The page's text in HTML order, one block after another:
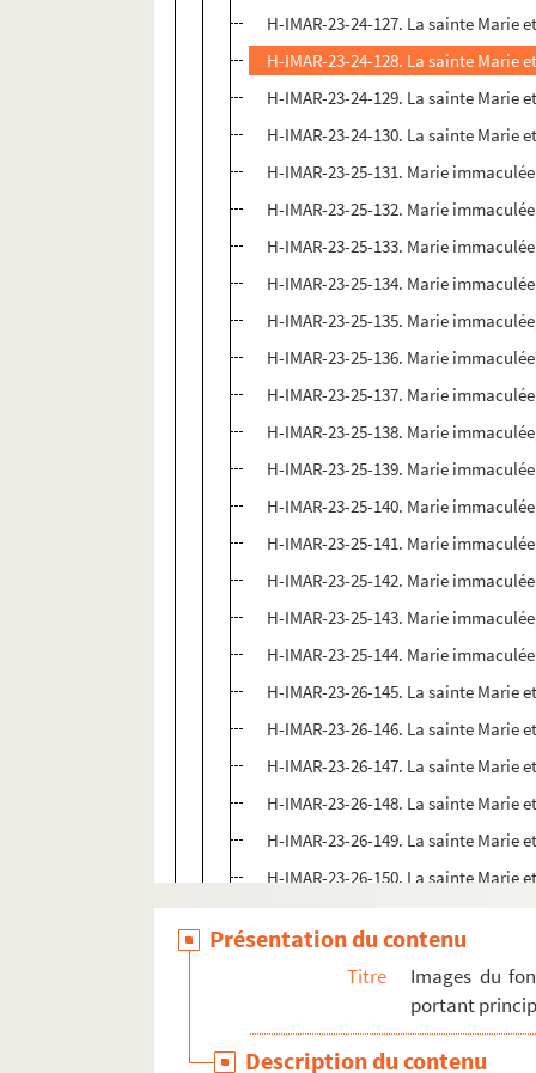
H-IMAR-23-24-127. La sainte Marie
H-IMAR-23-24-128. La sainte Marie
H-IMAR-23-24-129. La sainte Marie
H-IMAR-23-24-130. La sainte Marie
H-IMAR-23-25-131. Marie
H-IMAR-23-25-132. Marie
H-IMAR-23-25-133. Marie
H-IMAR-23-25-134. Marie
H-IMAR-23-25-135. Marie
H-IMAR-23-25-136. Marie
H-IMAR-23-25-137. Marie
H-IMAR-23-25-138. Marie
H-IMAR-23-25-139. Marie
H-IMAR-23-25-140. Marie
H-IMAR-23-25-141. Marie
H-IMAR-23-25-142. Marie
H-IMAR-23-25-143. Marie
H-IMAR-23-25-144. Marie
H-IMAR-23-26-145. La sainte Marie
H-IMAR-23-26-146. La sainte Marie
H-IMAR-23-26-147. La sainte Marie
H-IMAR-23-26-148. La sainte Marie
H-IMAR-23-26-149. La sainte Marie
H-IMAR-23-26-150. La sainte Marie
H-IMAR-23-26-151. La sainte Marie
H-IMAR-23-27-152. La Sainte Vierge
H-IMAR-23-27-153. La Sainte Vierge
H-IMAR-23-27-155. La Sainte Vierge
Présentation du contenu
Titre
Images du
portant
Description du contenu